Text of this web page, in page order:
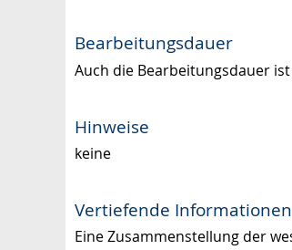
Bearbeitungsdauer
Auch die Bearbeitungsdauer
Hinweise
keine
Vertiefende Informationen
Eine Zusammenstellung der